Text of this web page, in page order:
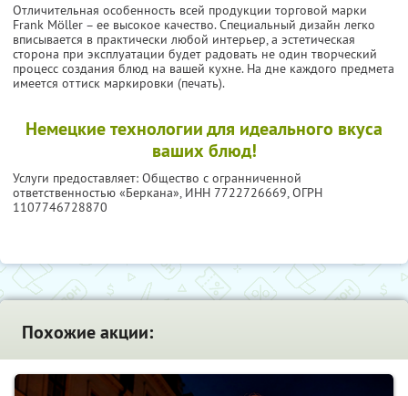
Отличительная особенность всей продукции торговой марки
Frank Möller – ее высокое качество. Специальный дизайн легко
вписывается в практически любой интерьер, а эстетическая
сторона при эксплуатации будет радовать не один творческий
процесс создания блюд на вашей кухне. На дне каждого предмета
имеется оттиск маркировки (печать).
Немецкие технологии для идеального вкуса
ваших блюд!
Услуги предоставляет: Общество с огранниченной
ответственностью «Беркана», ИНН 7722726669, ОГРН
1107746728870
Похожие акции: